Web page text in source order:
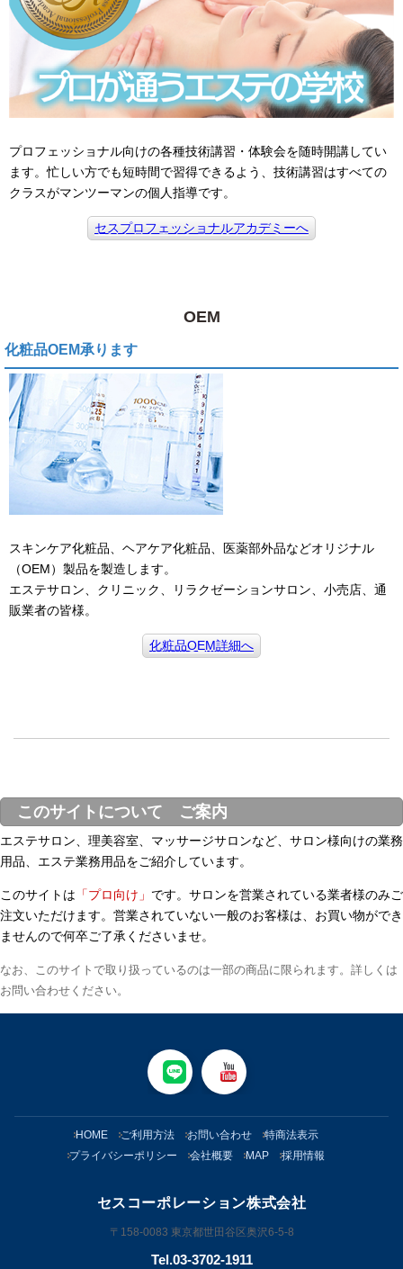
プロフェッショナル向けの各種技術講習・体験会を随時開講してい
ます。忙しい方でも短時間で習得できるよう、技術講習はすべての
クラスがマンツーマンの個人指導です。
セスプロフェッショナルアカデミーへ
OEM
化粧品OEM承ります
スキンケア化粧品、ヘアケア化粧品、医薬部外品などオリジナル
（OEM）製品を製造します。
エステサロン、クリニック、リラクゼーションサロン、小売店、通
販業者の皆様。
化粧品OEM詳細へ
このサイトについて ご案内
エステサロン、理美容室、マッサージサロンなど、サロン様向けの業務
用品、エステ業務用品をご紹介しています。
このサイトは 「プロ向け」 です。サロンを営業されている業者様のみご
注文いただけます。営業されていない一般のお客様は、お買い物ができ
ませんので何卒ご了承くださいませ。
なお、このサイトで取り扱っているのは一部の商品に限られます。詳しくは
お問い合わせください。
HOME ご利用方法 お問い合わせ
特商法表示
プライバシーポリシー
会社概要 MAP 採用情報
セスコーポレーション株式会社
〒158-0083 東京都世田谷区奥沢6-5-8
Tel.03-3702-1911